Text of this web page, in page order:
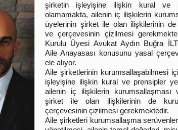
şirketin işleyişine ilişkin kural ve
olamamakta, ailenin iç ilişkilerin
üyelerinin şirket ile olan ilişkilerinin de
ve çerçevesinin çizilmesi
Kurulu Üyesi Avukat Aydın Buğra
Aile Anayasası konusunu yasal
ele alıyor.
Aile şirketlerinin kurumsallaşabilmesi
işleyişine ilişkin kural ve prensipler
ailenin iç ilişkilerin kurumsallaşması
şirket ile olan ilişkilerinin de
çerçevesinin çizilmesi gerekmektedir.
Aile şirketleri kurumsallaşma